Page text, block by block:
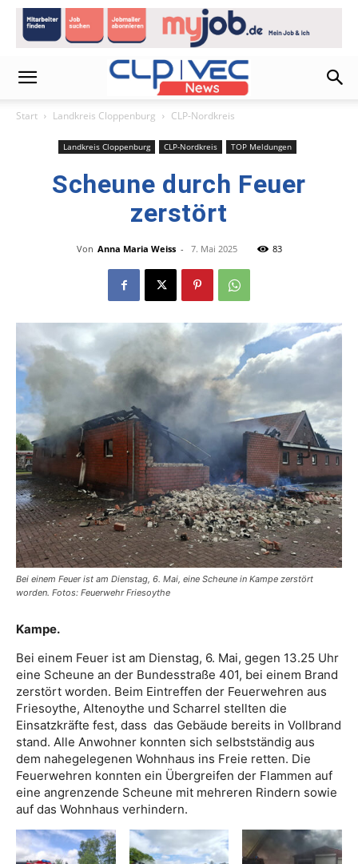
Start Landkreis Cloppenburg CLP-Nordkreis
Landkreis Cloppenburg CLP-Nordkreis TOP Meldungen
Scheune durch Feuer
zerstört
Von Anna Maria Weiss - 7. Mai 2025 83
Bei einem Feuer ist am Dienstag, 6. Mai, eine Scheune in Kampe zerstört
worden. Fotos: Feuerwehr Friesoythe
Kampe.
Bei einem Feuer ist am Dienstag, 6. Mai, gegen 13.25 Uhr
eine Scheune an der Bundesstraße 401, bei einem Brand
zerstört worden. Beim Eintreffen der Feuerwehren aus
Friesoythe, Altenoythe und Scharrel stellten die
Einsatzkräfte fest, dass das Gebäude bereits in Vollbrand
stand. Alle Anwohner konnten sich selbstständig aus
dem nahegelegenen Wohnhaus ins Freie retten. Die
Feuerwehren konnten ein Übergreifen der Flammen auf
eine angrenzende Scheune mit mehreren Rindern sowie
auf das Wohnhaus verhindern.